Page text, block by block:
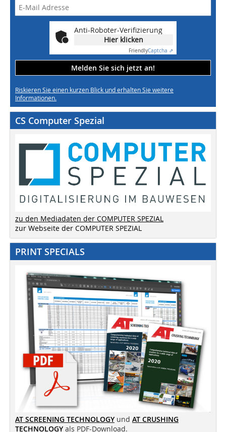
Anti-Roboter-Verifizierung
Hier klicken
FriendlyCaptcha ⇗
Melden Sie sich jetzt an!
Riskieren Sie einen kurzen Blick und erhalten Sie weitere
Informationen.
CS Computer Spezial
zu den Mediadaten der COMPUTER SPEZIAL
zur Webseite der COMPUTER SPEZIAL
PRINT SPECIALS
AT SCREENING TECHNOLOGY und AT CRUSHING
TECHNOLOGY als PDF-Download.